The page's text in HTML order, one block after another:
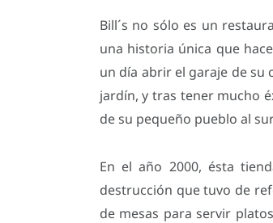
Bill´s no sólo es un
una historia única que
un día abrir el garaje de su
jardín, y tras tener mucho
de su pequeño pueblo al
En el año 2000, ésta
destrucción que tuvo de
de mesas para servir